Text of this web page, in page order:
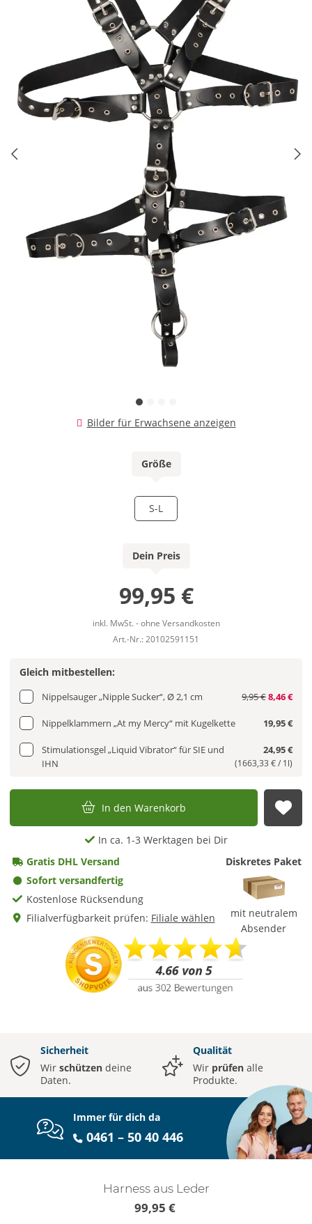
Bilder für Erwachsene anzeigen
Größe
S-L
Dein Preis
99,95 €
inkl. MwSt. - ohne Versandkosten
Art.-Nr.: 20102591151
Gleich mitbestellen:
Nippelsauger „Nipple Sucker“, Ø 2,1 cm 9,95 €8,46 €
Nippelklammern „At my Mercy“ mit Kugelkette 19,95 €
Stimulationsgel „Liquid Vibrator“ für SIE und
IHN
24,95 €
(1663,33 € / 1l)
In den Warenkorb
In ca. 1-3 Werktagen bei Dir
Gratis DHL Versand
Sofort versandfertig
Kostenlose Rücksendung
Filialverfügbarkeit prüfen: Filiale wählen
Diskretes Paket
mit neutralem
Absender
Sicherheit
Wir schützen deine
Daten.
Qualität
Wir prüfen alle
Produkte.
Immer für dich da
0461 – 50 40 446
Harness aus Leder
99,95 €